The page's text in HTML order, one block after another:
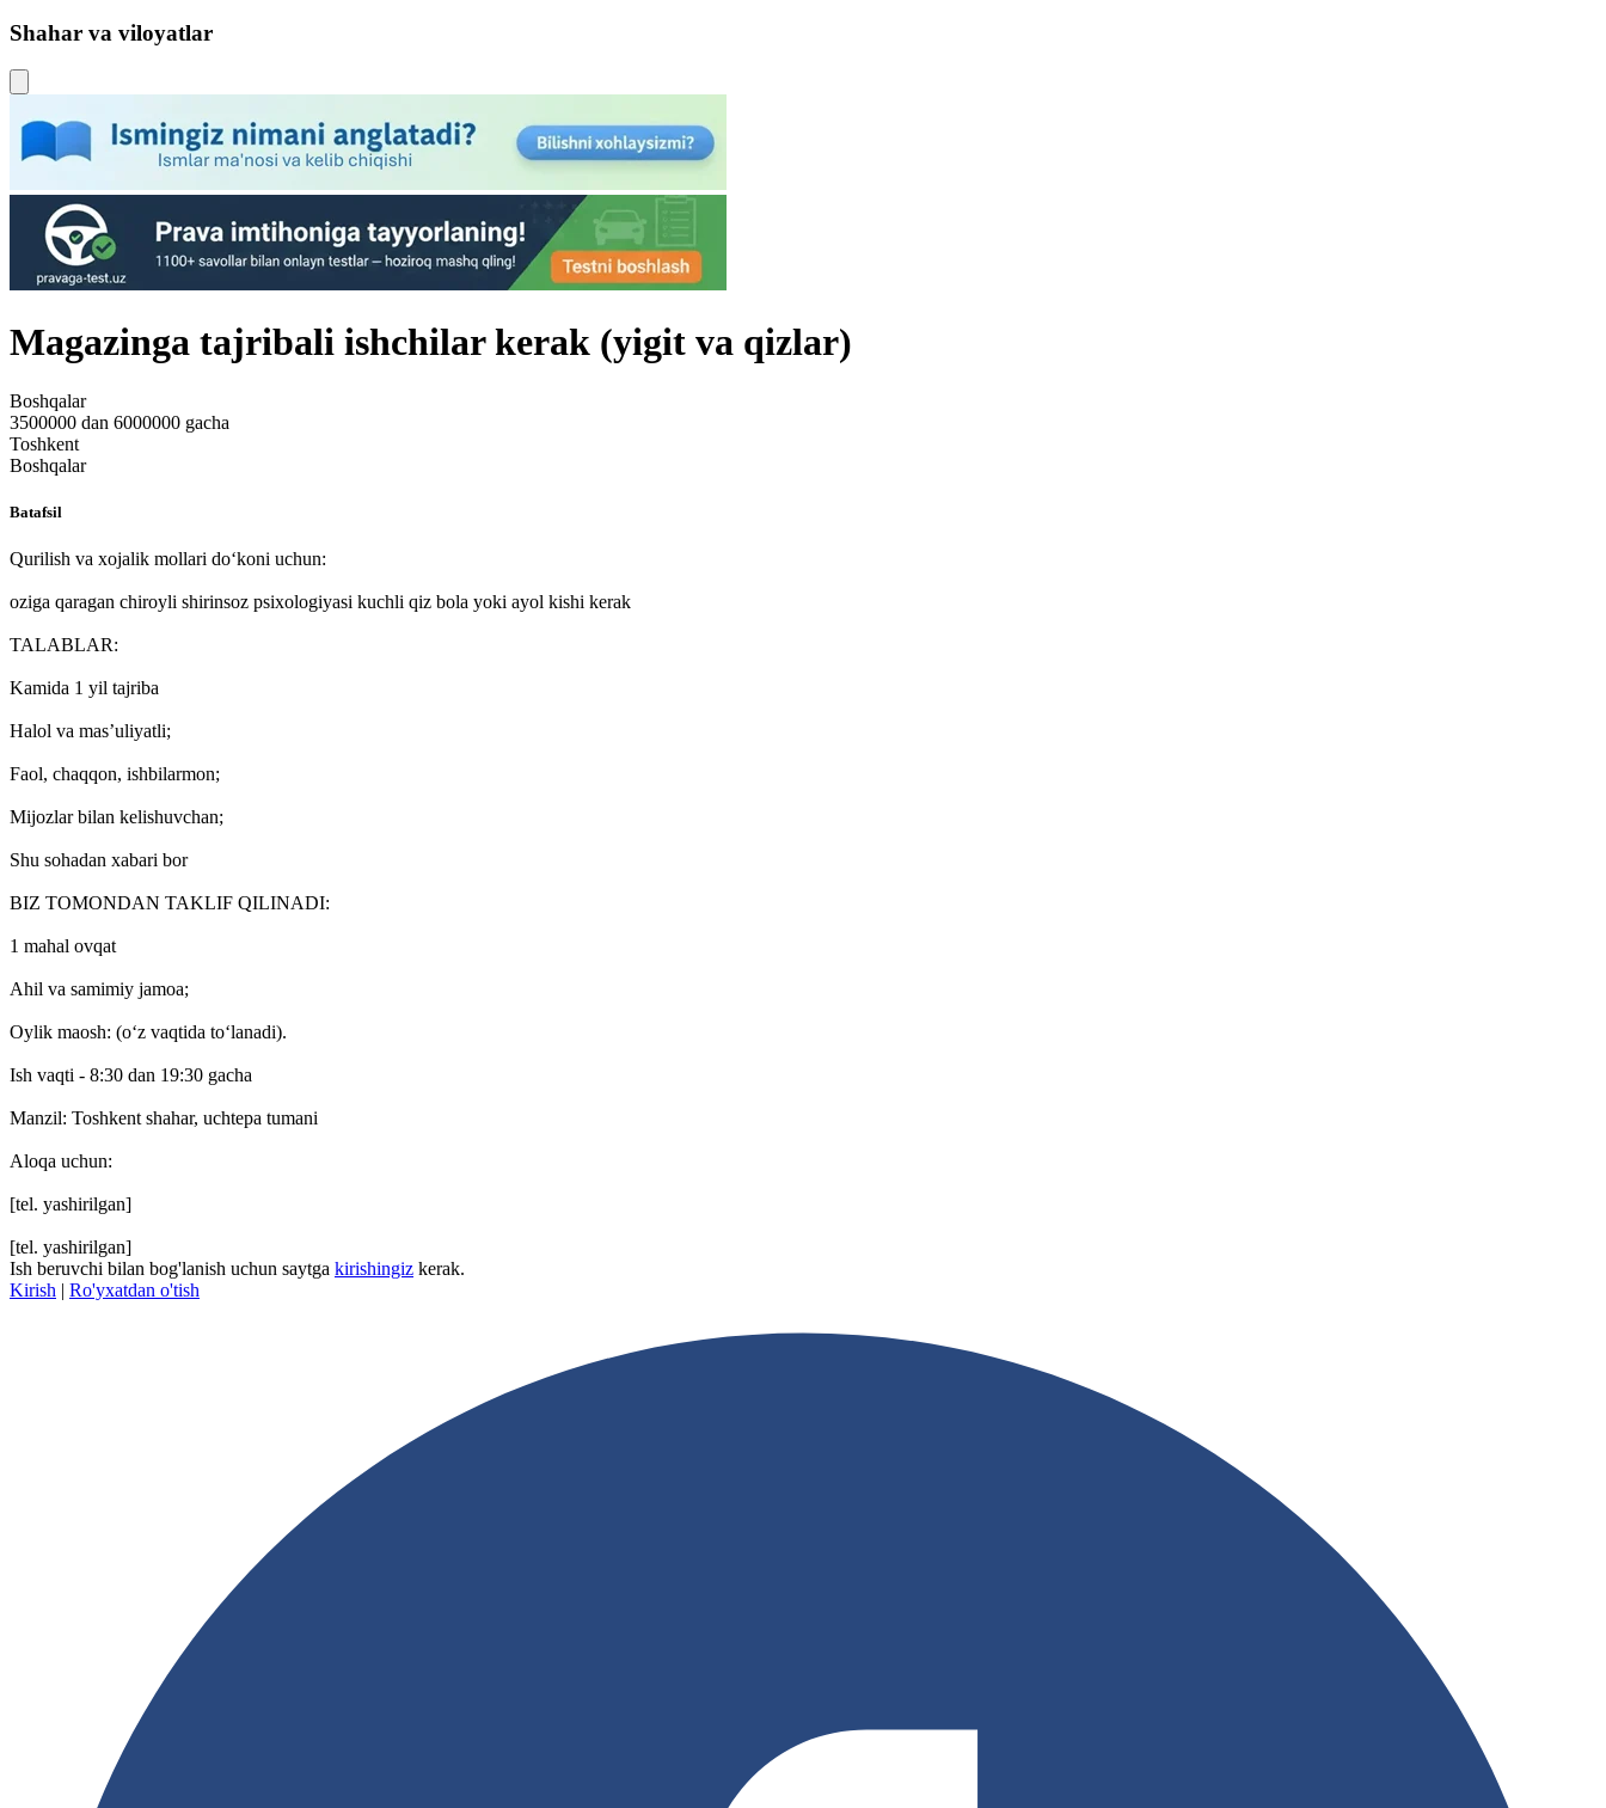
Shahar va viloyatlar
Magazinga tajribali ishchilar kerak (yigit va qizlar)
Boshqalar
3500000 dan 6000000 gacha
Toshkent
Boshqalar
Batafsil
Qurilish va xojalik mollari do‘koni uchun:
oziga qaragan chiroyli shirinsoz psixologiyasi kuchli qiz bola yoki ayol kishi kerak
TALABLAR:
Kamida 1 yil tajriba
Halol va mas’uliyatli;
Faol, chaqqon, ishbilarmon;
Mijozlar bilan kelishuvchan;
Shu sohadan xabari bor
BIZ TOMONDAN TAKLIF QILINADI:
1 mahal ovqat
Ahil va samimiy jamoa;
Oylik maosh: (o‘z vaqtida to‘lanadi).
Ish vaqti - 8:30 dan 19:30 gacha
Manzil: Toshkent shahar, uchtepa tumani
Aloqa uchun:
[tel. yashirilgan]
[tel. yashirilgan]
Ish beruvchi bilan bog'lanish uchun saytga kirishingiz kerak.
Kirish | Ro'yxatdan o'tish